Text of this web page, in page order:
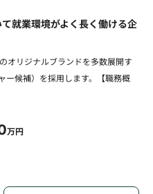
就業環境がよく長く働ける企
オリジナルブランドを多数展開す
ー候補）を採用します。【職務概
万円